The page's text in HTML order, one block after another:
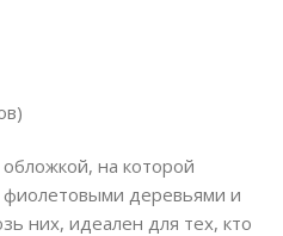
на которой
фиолетовыми деревьями и
них, идеален для тех, кто